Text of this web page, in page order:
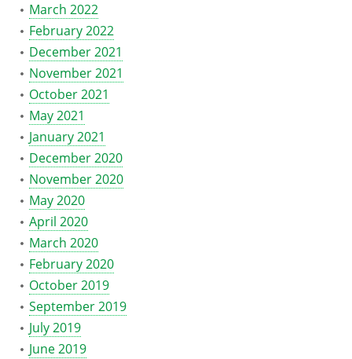
March 2022
February 2022
December 2021
November 2021
October 2021
May 2021
January 2021
December 2020
November 2020
May 2020
April 2020
March 2020
February 2020
October 2019
September 2019
July 2019
June 2019